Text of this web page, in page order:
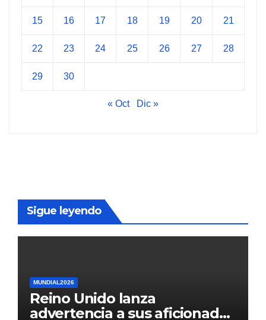
15 16 17 18 19 20 21
22 23 24 25 26 27 28
29 30
« Oct Dic »
Sigue leyendo
MUNDIAL2026
Reino Unido lanza
advertencia a sus aficionados